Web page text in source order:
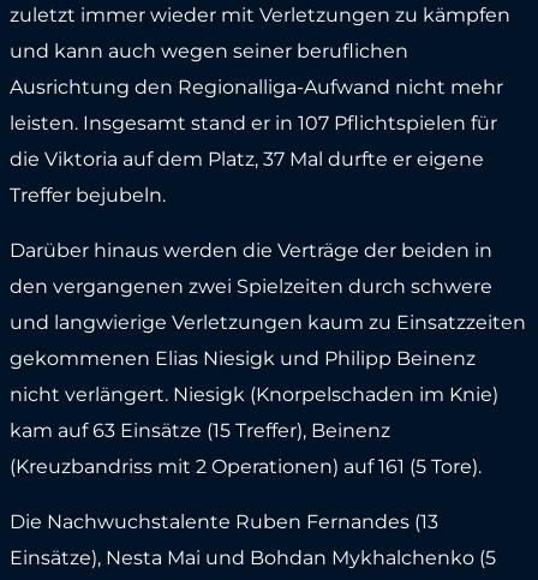
zuletzt immer wieder mit Verletzungen zu kämpfen
und kann auch wegen seiner beruflichen
Ausrichtung den Regionalliga-Aufwand nicht mehr
leisten. Insgesamt stand er in 107 Pflichtspielen für
die Viktoria auf dem Platz, 37 Mal durfte er eigene
Treffer bejubeln.
Darüber hinaus werden die Verträge der beiden in
den vergangenen zwei Spielzeiten durch schwere
und langwierige Verletzungen kaum zu Einsatzzeiten
gekommenen Elias Niesigk und Philipp Beinenz
nicht verlängert. Niesigk (Knorpelschaden im Knie)
kam auf 63 Einsätze (15 Treffer), Beinenz
(Kreuzbandriss mit 2 Operationen) auf 161 (5 Tore).
Die Nachwuchstalente Ruben Fernandes (13
Einsätze), Nesta Mai und Bohdan Mykhalchenko (5